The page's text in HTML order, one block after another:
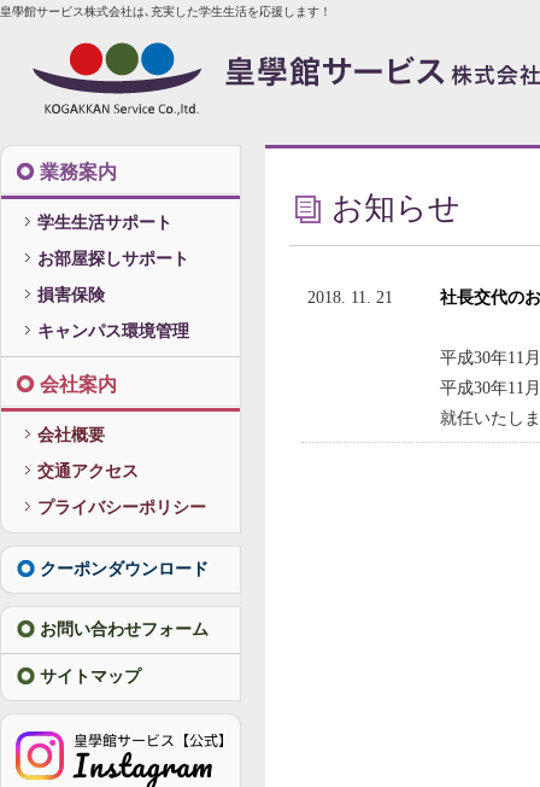
皇學館サービス株式会社は､充実した学生生活を応援します！
業務案内
学生生活サポート
お部屋探しサポート
損害保険
キャンパス環境管理
会社案内
会社概要
交通アクセス
プライバシーポリシー
クーポンダウンロード
お問い合わせフォーム
サイトマップ
お知らせ
2018. 11. 21 社長交代の
平成30年11
平成30年11
就任いたし